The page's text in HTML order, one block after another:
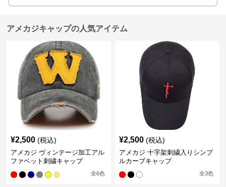
アメカジキャップの人気アイテム
¥2,500 (税込)
アメカジ ヴィンテージ加工アル
ファベット刺繍キャップ
全6色
¥2,500 (税込)
アメカジ 十字架刺繍入りシンプ
ルカーブキャップ
全3色